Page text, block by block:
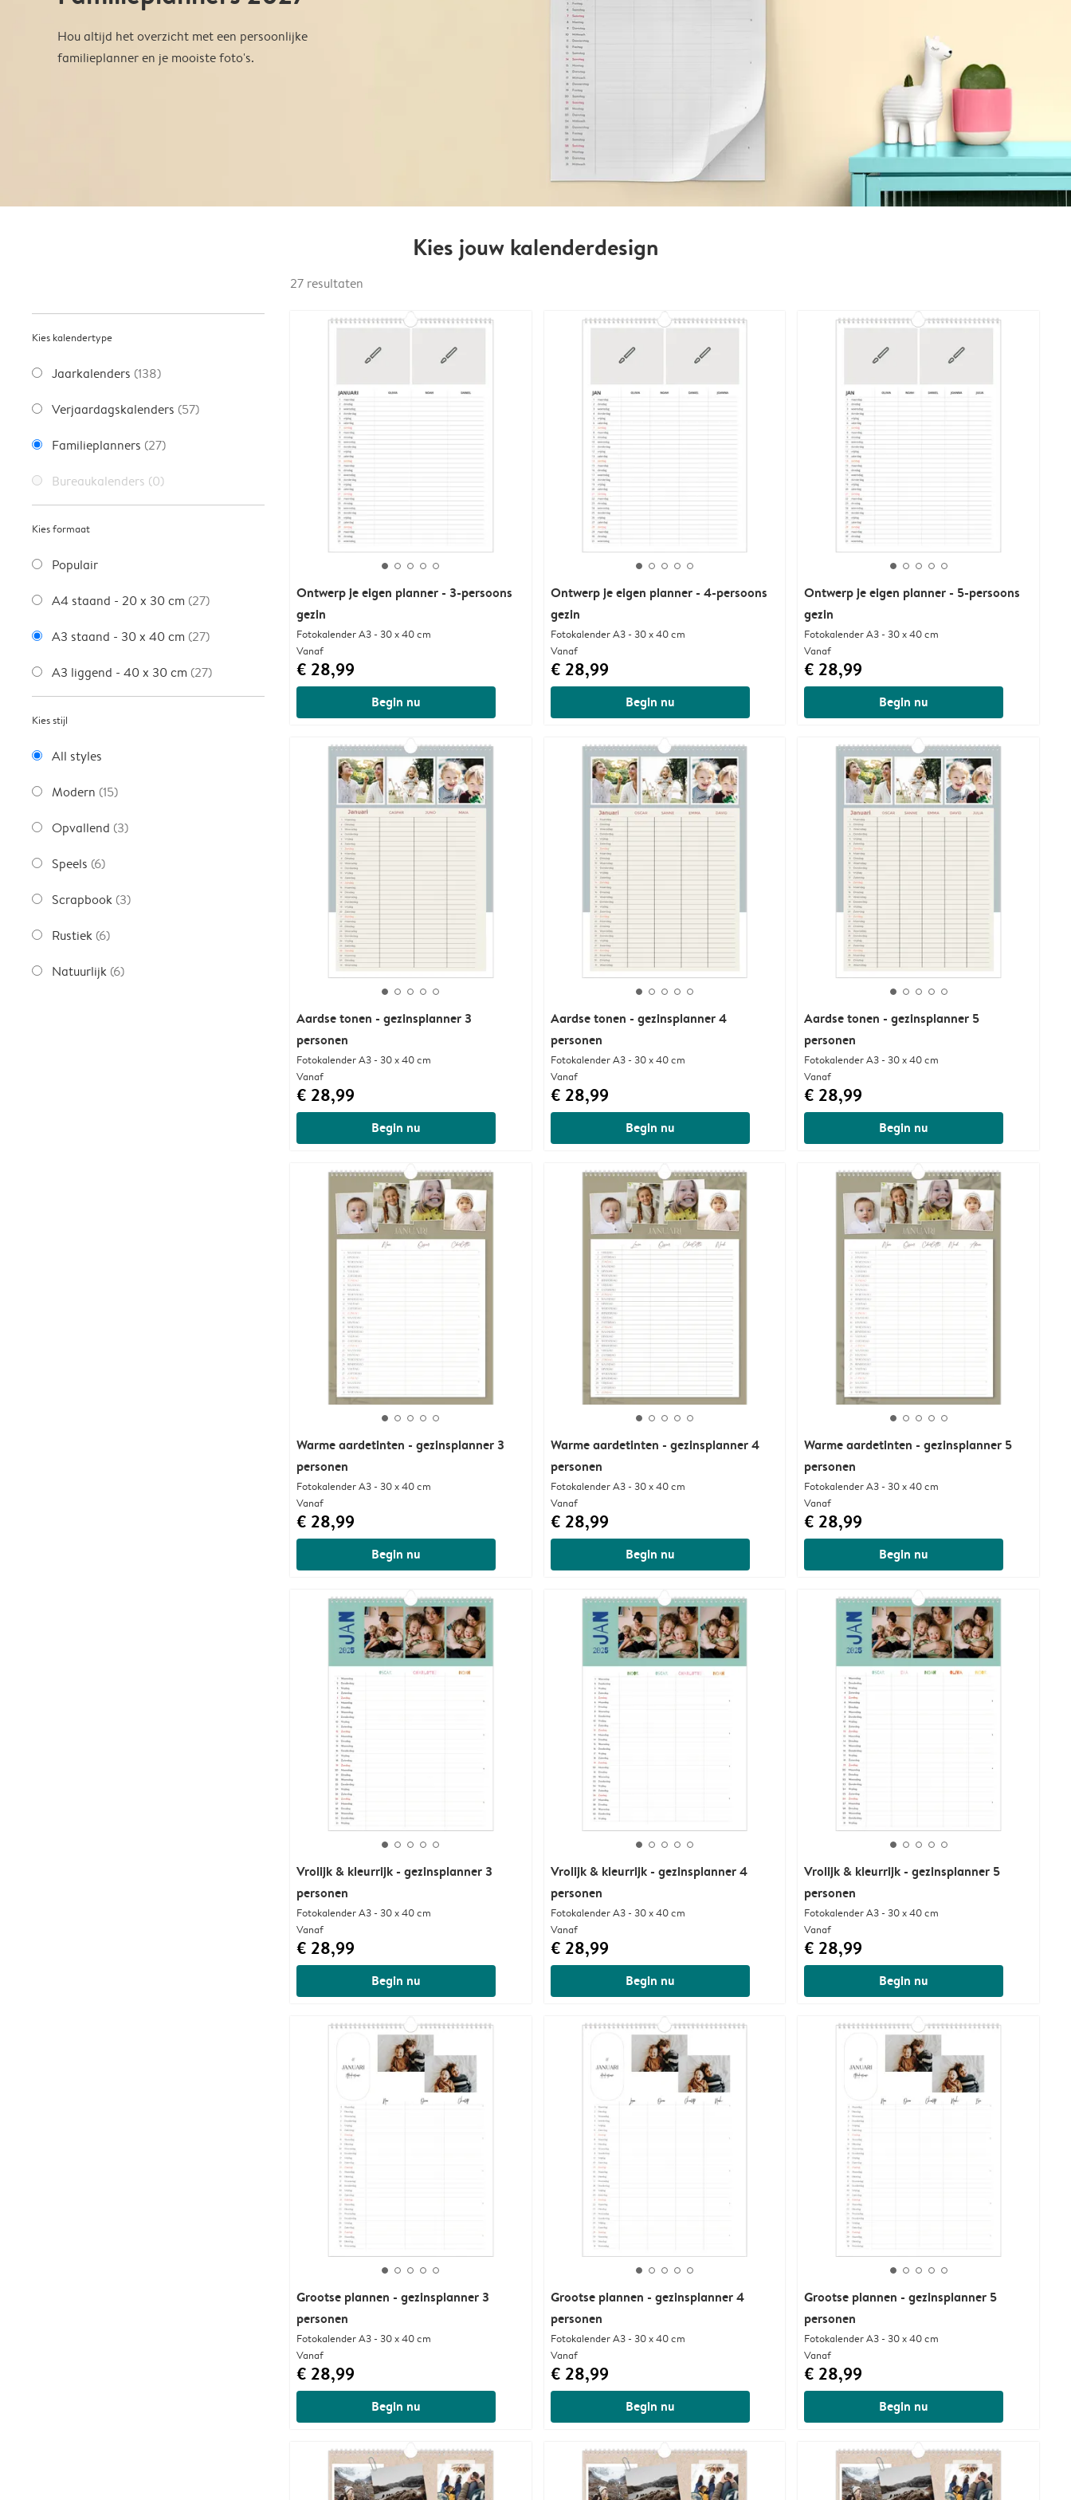
Hou altijd het overzicht met een persoonlijke
familieplanner en je mooiste foto's.
Kies jouw kalenderdesign
Kies kalendertype
Jaarkalenders (138)
Verjaardagskalenders (57)
Familieplanners (27)
Bureaukalenders (0)
Kies formaat
Populair
A4 staand - 20 x 30 cm (27)
A3 staand - 30 x 40 cm (27)
A3 liggend - 40 x 30 cm (27)
Kies stijl
All styles
Modern (15)
Opvallend (3)
Speels (6)
Scrapbook (3)
Rustiek (6)
Natuurlijk (6)
27 resultaten
Ontwerp je eigen planner - 3-persoons
gezin
Fotokalender A3 - 30 x 40 cm
Vanaf
€ 28,99
Begin nu
Ontwerp je eigen planner - 4-persoons
gezin
Fotokalender A3 - 30 x 40 cm
Vanaf
€ 28,99
Begin nu
Ontwerp je eigen planner - 5-persoons
gezin
Fotokalender A3 - 30 x 40 cm
Vanaf
€ 28,99
Begin nu
Aardse tonen - gezinsplanner 3
personen
Fotokalender A3 - 30 x 40 cm
Vanaf
€ 28,99
Begin nu
Aardse tonen - gezinsplanner 4
personen
Fotokalender A3 - 30 x 40 cm
Vanaf
€ 28,99
Begin nu
Aardse tonen - gezinsplanner 5
personen
Fotokalender A3 - 30 x 40 cm
Vanaf
€ 28,99
Begin nu
Warme aardetinten - gezinsplanner 3
personen
Fotokalender A3 - 30 x 40 cm
Vanaf
€ 28,99
Begin nu
Warme aardetinten - gezinsplanner 4
personen
Fotokalender A3 - 30 x 40 cm
Vanaf
€ 28,99
Begin nu
Warme aardetinten - gezinsplanner 5
personen
Fotokalender A3 - 30 x 40 cm
Vanaf
€ 28,99
Begin nu
Vrolijk & kleurrijk - gezinsplanner 3
personen
Fotokalender A3 - 30 x 40 cm
Vanaf
€ 28,99
Begin nu
Vrolijk & kleurrijk - gezinsplanner 4
personen
Fotokalender A3 - 30 x 40 cm
Vanaf
€ 28,99
Begin nu
Vrolijk & kleurrijk - gezinsplanner 5
personen
Fotokalender A3 - 30 x 40 cm
Vanaf
€ 28,99
Begin nu
Grootse plannen - gezinsplanner 3
personen
Fotokalender A3 - 30 x 40 cm
Vanaf
€ 28,99
Begin nu
Grootse plannen - gezinsplanner 4
personen
Fotokalender A3 - 30 x 40 cm
Vanaf
€ 28,99
Begin nu
Grootse plannen - gezinsplanner 5
personen
Fotokalender A3 - 30 x 40 cm
Vanaf
€ 28,99
Begin nu